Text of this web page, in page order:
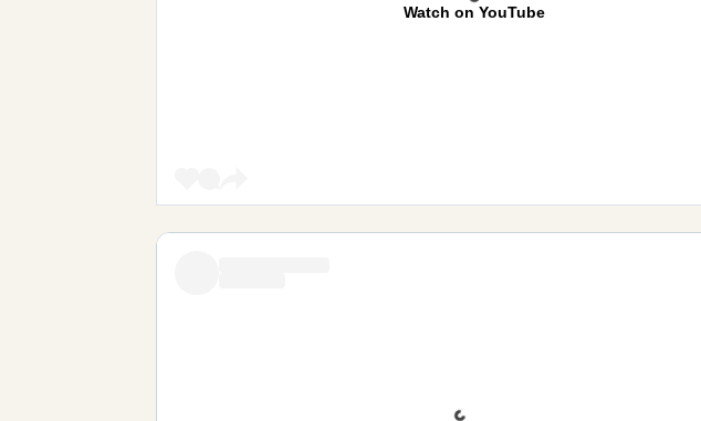
Watch on YouTube